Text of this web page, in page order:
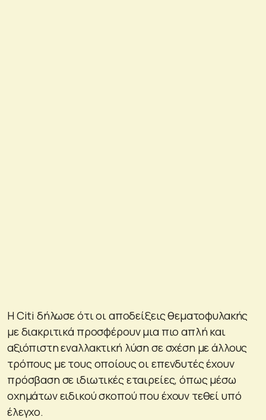
Η Citi δήλωσε ότι οι αποδείξεις θεματοφυλακής
με διακριτικά προσφέρουν μια πιο απλή και
αξιόπιστη εναλλακτική λύση σε σχέση με άλλους
τρόπους με τους οποίους οι επενδυτές έχουν
πρόσβαση σε ιδιωτικές εταιρείες, όπως μέσω
οχημάτων ειδικού σκοπού που έχουν τεθεί υπό
έλεγχο.